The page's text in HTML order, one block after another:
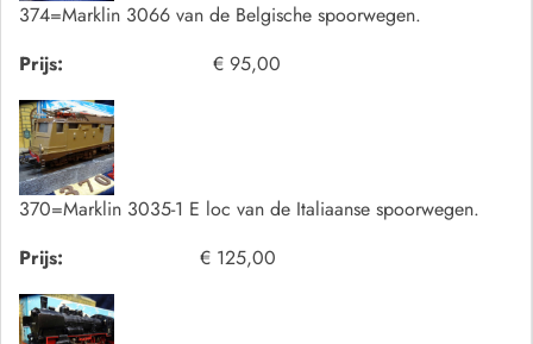
374=Marklin 3066 van de Belgische spoorwegen.
Prijs:
€ 95,00
370=Marklin 3035-1 E loc van de Italiaanse spoorwegen.
Prijs:
€ 125,00